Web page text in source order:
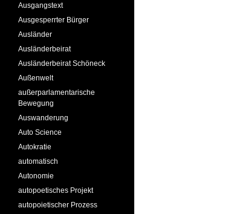
Ausgangstext
Ausgesperrter Bürger
Ausländer
Ausländerbeirat
Ausländerbeirat Schöneck
Außenwelt
außerparlamentarische
Bewegung
Auswanderung
Auto Science
Autokratie
automatisch
Autonomie
autopoetisches Projekt
autopoietischer Prozess